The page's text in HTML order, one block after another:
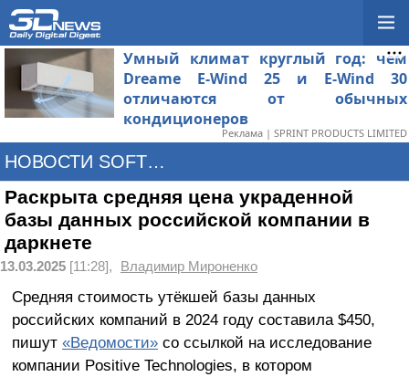
Умный климат круглый год: чем
Dreame E-Wind 25 и E-Wind 30
отличаются от обычных
кондиционеров
Реклама | SPRINT PRODUCTS LIMITED
НОВОСТИ SOFTWARE
Раскрыта средняя цена украденной
базы данных российской компании в
даркнете
13.03.2025 [11:28], Владимир Мироненко
Средняя стоимость утёкшей базы данных
российских компаний в 2024 году составила $450,
пишут «Ведомости»со ссылкой на исследование
компании Positive Technologies, в котором